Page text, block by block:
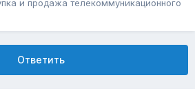
и продажа телекоммуникационного
Ответить